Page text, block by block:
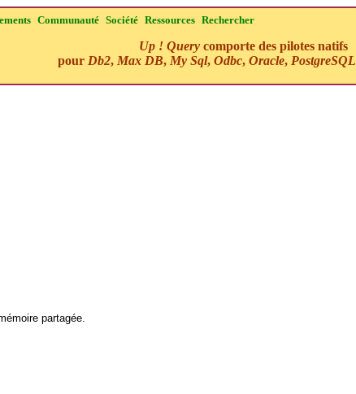
Communauté Société Ressources Rechercher
Up ! Query comporte des pilotes natifs
pour Db2, Max DB, My Sql, Odbc, Oracle, PostgreSQL
partagée.